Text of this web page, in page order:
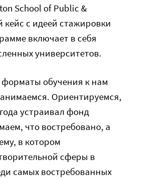
School of Public &
с идеей стажировки
включает в себя
университетов.
обучения к нам
Ориентируемся,
устраивал фонд
что востребовано, а
в котором
сферы в
самых востребованных